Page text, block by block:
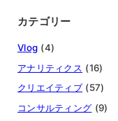
カテゴリー
Vlog (4)
アナリティクス (16)
クリエイティブ (57)
コンサルティング (9)